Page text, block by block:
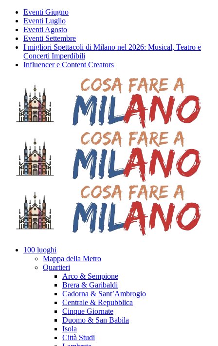
Eventi Giugno
Eventi Luglio
Eventi Agosto
Eventi Settembre
I migliori Spettacoli di Milano nel 2026: Musical, Teatro e
Concerti Imperdibili
Influencer e Content Creators
100 luoghi
Mappa della Metro
Quartieri
Arco & Sempione
Brera & Garibaldi
Cadorna & Sant’Ambrogio
Centrale & Repubblica
Cinque Giornate
Duomo & San Babila
Isola
Città Studi